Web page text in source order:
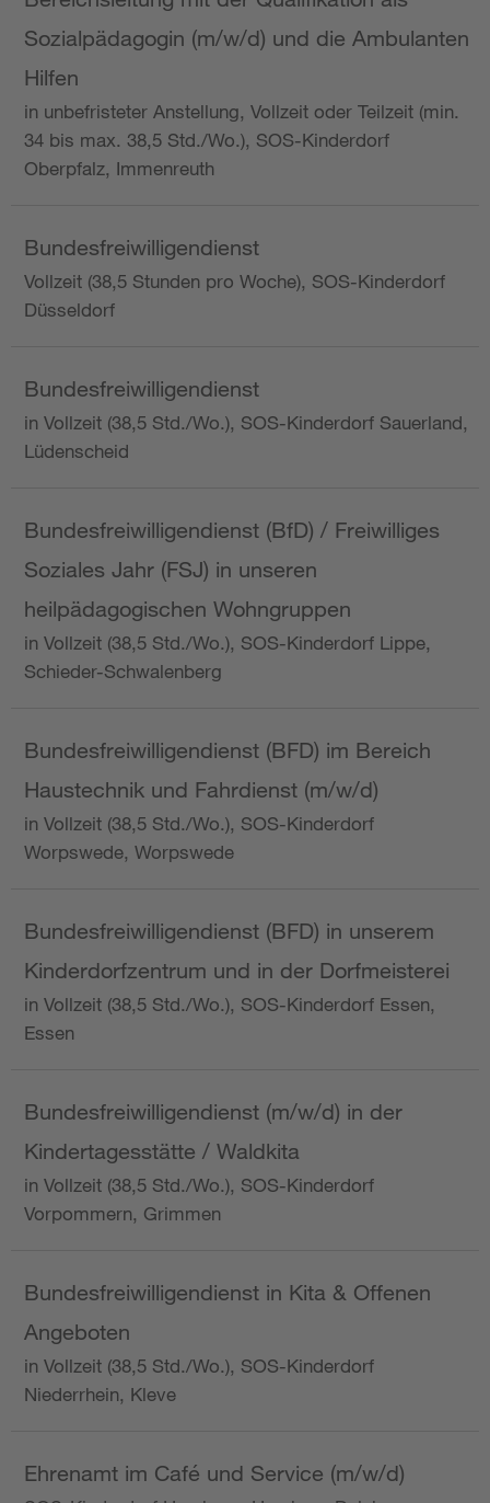
Sozialpädagogin (m/w/d) und die Ambulanten
Hilfen
in unbefristeter Anstellung, Vollzeit oder Teilzeit (min.
34 bis max. 38,5 Std./Wo.), SOS-Kinderdorf
Oberpfalz, Immenreuth
Bundesfreiwilligendienst
Vollzeit (38,5 Stunden pro Woche), SOS-Kinderdorf
Düsseldorf
Bundesfreiwilligendienst
in Vollzeit (38,5 Std./Wo.), SOS-Kinderdorf Sauerland,
Lüdenscheid
Bundesfreiwilligendienst (BfD) / Freiwilliges
Soziales Jahr (FSJ) in unseren
heilpädagogischen Wohngruppen
in Vollzeit (38,5 Std./Wo.), SOS-Kinderdorf Lippe,
Schieder-Schwalenberg
Bundesfreiwilligendienst (BFD) im Bereich
Haustechnik und Fahrdienst (m/w/d)
in Vollzeit (38,5 Std./Wo.), SOS-Kinderdorf
Worpswede, Worpswede
Bundesfreiwilligendienst (BFD) in unserem
Kinderdorfzentrum und in der Dorfmeisterei
in Vollzeit (38,5 Std./Wo.), SOS-Kinderdorf Essen,
Essen
Bundesfreiwilligendienst (m/w/d) in der
Kindertagesstätte / Waldkita
in Vollzeit (38,5 Std./Wo.), SOS-Kinderdorf
Vorpommern, Grimmen
Bundesfreiwilligendienst in Kita & Offenen
Angeboten
in Vollzeit (38,5 Std./Wo.), SOS-Kinderdorf
Niederrhein, Kleve
Ehrenamt im Café und Service (m/w/d)